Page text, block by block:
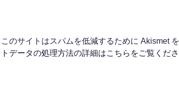
このサイトはスパムを低減するために Akismet
トデータの処理方法の詳細はこちらをご覧くだ